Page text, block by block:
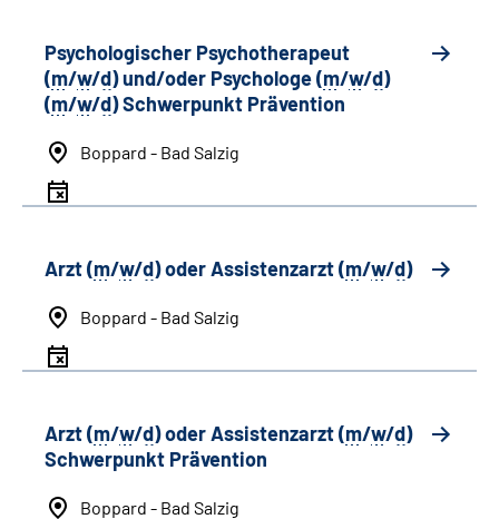
Psychologischer Psychotherapeut
(m/w/d) und/oder Psychologe (m/w/d)
(m/w/d) Schwerpunkt Prävention
Boppard - Bad Salzig
Arzt (m/w/d) oder Assistenzarzt (m/w/d)
Boppard - Bad Salzig
Arzt (m/w/d) oder Assistenzarzt (m/w/d)
Schwerpunkt Prävention
Boppard - Bad Salzig